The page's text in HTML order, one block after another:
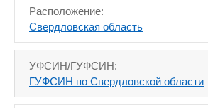
Расположение:
Свердловская область
УФСИН/ГУФСИН:
ГУФСИН по Свердловской области